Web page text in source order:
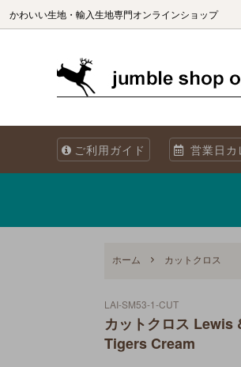
かわいい生地・輸入生地専門オンラインショップ
オリジナル生地 Sewslow
生地をコレクションで選ぶ
当店について
ご利用ガイド 営業日カ
ホーム カットクロス
LAI-SM53-1-CUT
カットクロス
Tigers Cream